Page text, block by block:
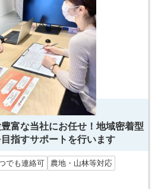
町 黒川郡大和町 遠田郡涌谷町
町
本吉郡南三陸
町
富な当社にお任せ！地域密着型
指すサポートを行います
でも連絡可
農地・山林等対応